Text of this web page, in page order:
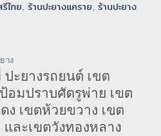
รีไทย ร้านปะยางแคราย ร้านปะยาง
าง
ะยางรถยนต์ เขต
อมปราบศัตรูพ่าย เขต
เขตห้วยขวาง เขต
ละเขตวังทองหลาง